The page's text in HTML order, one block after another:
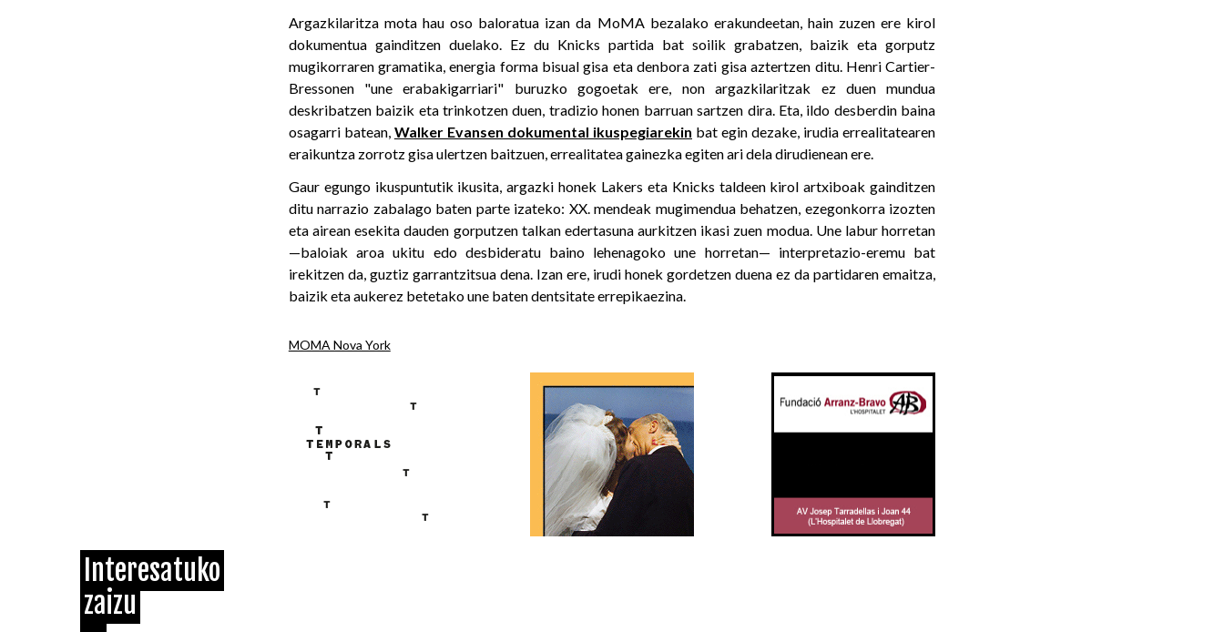
Argazkilaritza mota hau oso baloratua izan da MoMA bezalako erakundeetan, hain zuzen ere kirol
dokumentua gainditzen duelako. Ez du Knicks partida bat soilik grabatzen, baizik eta gorputz
mugikorraren gramatika, energia forma bisual gisa eta denbora zati gisa aztertzen ditu. Henri Cartier-
Bressonen "une erabakigarriari" buruzko gogoetak ere, non argazkilaritzak ez duen mundua
deskribatzen baizik eta trinkotzen duen, tradizio honen barruan sartzen dira. Eta, ildo desberdin baina
osagarri batean, Walker Evansen dokumental ikuspegiarekin bat egin dezake, irudia errealitatearen
eraikuntza zorrotz gisa ulertzen baitzuen, errealitatea gainezka egiten ari dela dirudienean ere.
Gaur egungo ikuspuntutik ikusita, argazki honek Lakers eta Knicks taldeen kirol artxiboak gainditzen
ditu narrazio zabalago baten parte izateko: XX. mendeak mugimendua behatzen, ezegonkorra izozten
eta airean esekita dauden gorputzen talkan edertasuna aurkitzen ikasi zuen modua. Une labur horretan
—baloiak aroa ukitu edo desbideratu baino lehenagoko une horretan— interpretazio-eremu bat
irekitzen da, guztiz garrantzitsua dena. Izan ere, irudi honek gordetzen duena ez da partidaren emaitza,
baizik eta aukerez betetako une baten dentsitate errepikaezina.
MOMA Nova York
Interesatuko
zaizu